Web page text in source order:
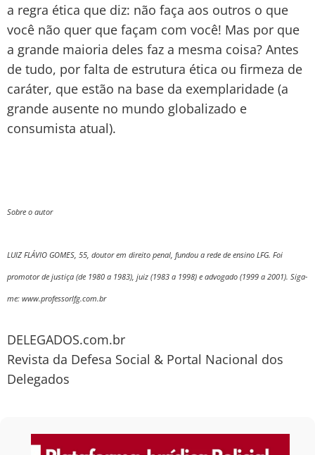
a regra ética que diz: não faça aos outros o que
você não quer que façam com você! Mas por que
a grande maioria deles faz a mesma coisa? Antes
de tudo, por falta de estrutura ética ou firmeza de
caráter, que estão na base da exemplaridade (a
grande ausente no mundo globalizado e
consumista atual).
Sobre o autor
LUIZ FLÁVIO GOMES, 55, doutor em direito penal, fundou a rede de ensino LFG. Foi
promotor de justiça (de 1980 a 1983), juiz (1983 a 1998) e advogado (1999 a 2001). Siga-
me: www.professorlfg.com.br
DELEGADOS.com.br
Revista da Defesa Social & Portal Nacional dos
Delegados